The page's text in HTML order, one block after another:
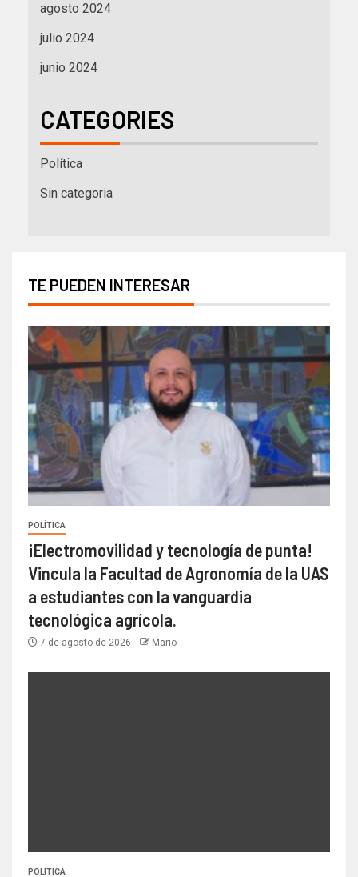
agosto 2024
julio 2024
junio 2024
CATEGORIES
Política
Sin categoria
TE PUEDEN INTERESAR
POLÍTICA
¡Electromovilidad y tecnología de punta!
Vincula la Facultad de Agronomía de la UAS
a estudiantes con la vanguardia
tecnológica agrícola.
7 de agosto de 2026 Mario
POLÍTICA